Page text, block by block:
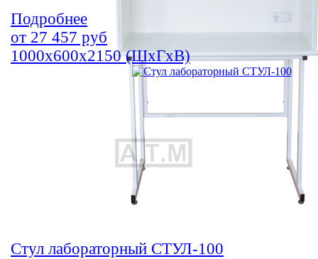
Подробнее
от 27 457 руб
1000х600х2150 (ШхГхВ)
Стул лабораторный СТУЛ-100